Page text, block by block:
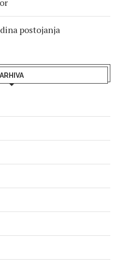
postojanja
ARHIVA